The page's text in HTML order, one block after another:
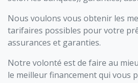
Nous voulons vous obtenir les
tarifaires possibles pour votre
assurances et garanties.
Notre volonté est de faire au
le meilleur financement qui vous